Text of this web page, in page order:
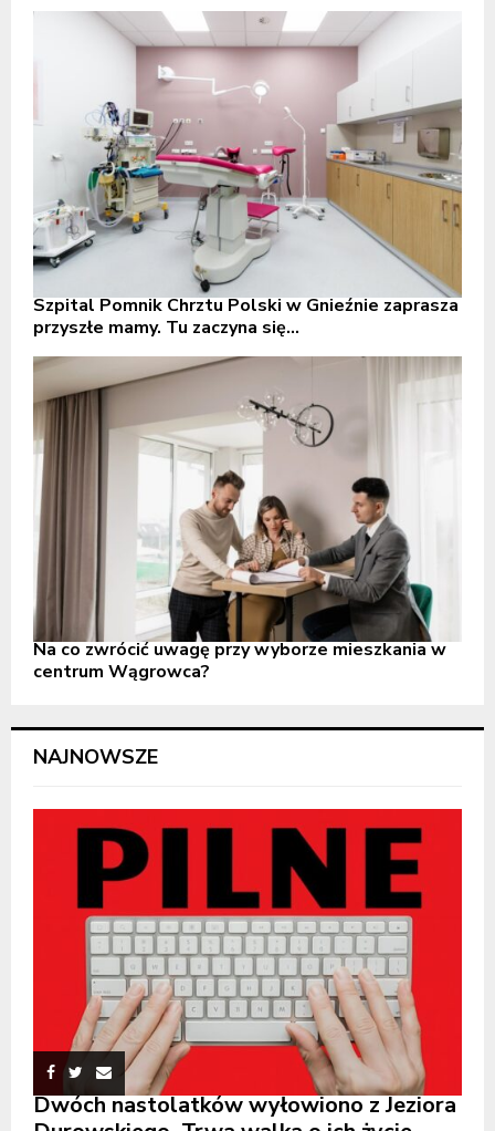
Szpital Pomnik Chrztu Polski w Gnieźnie zaprasza
przyszłe mamy. Tu zaczyna się...
Na co zwrócić uwagę przy wyborze mieszkania w
centrum Wągrowca?
NAJNOWSZE
Dwóch nastolatków wyłowiono z Jeziora